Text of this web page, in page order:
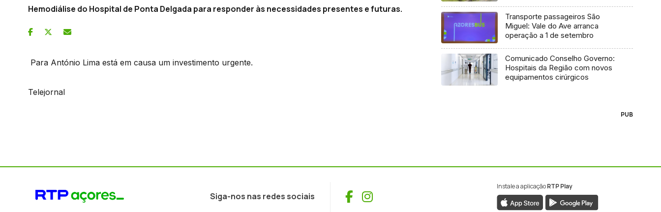
Hemodiálise do Hospital de Ponta Delgada para responder às necessidades presentes e futuras.
Para António Lima está em causa um investimento urgente.
Telejornal
Transporte passageiros São
Miguel: Vale do Ave arranca
operação a 1 de setembro
Comunicado Conselho Governo:
Hospitais da Região com novos
equipamentos cirúrgicos
PUB
Siga-nos nas redes sociais Facebook
Instagram
Instale a aplicaçãoRTP Play